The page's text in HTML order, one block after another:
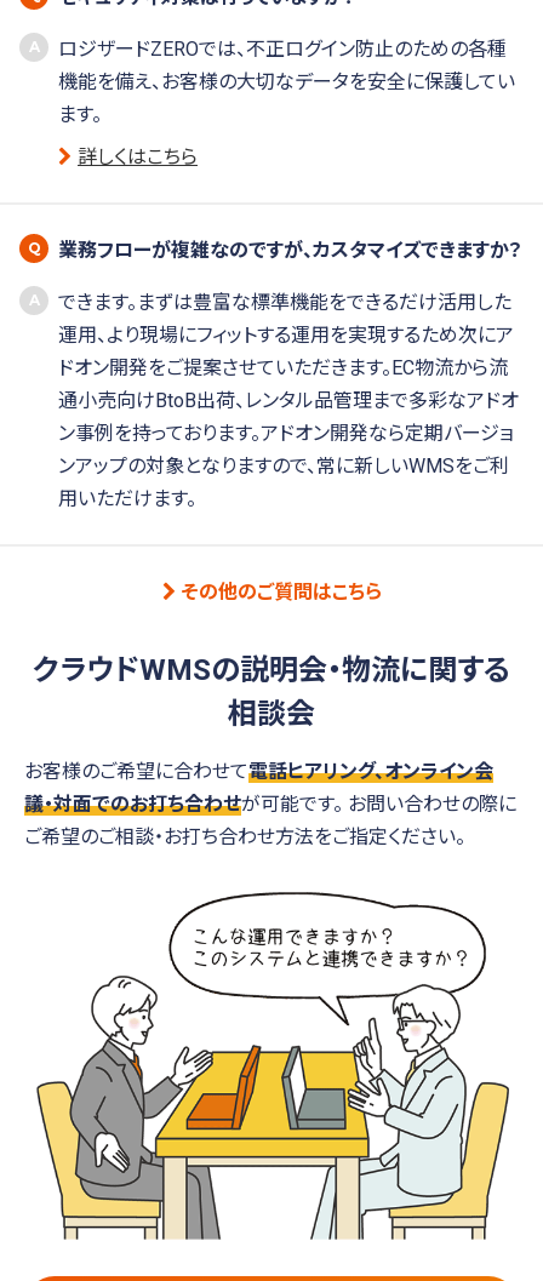
ロジザードZEROでは、不正ログイン防止のための各種
機能を備え、お客様の大切なデータを安全に保護してい
ます。
詳しくはこちら
業務フローが複雑なのですが、カスタマイズできますか？
できます。まずは豊富な標準機能をできるだけ活用した
運用、より現場にフィットする運用を実現するため次にア
ドオン開発をご提案させていただきます。EC物流から流
通小売向けBtoB出荷、レンタル品管理まで多彩なアドオ
ン事例を持っております。アドオン開発なら定期バージョ
ンアップの対象となりますので、常に新しいWMSをご利
用いただけます。
その他のご質問はこちら
クラウドWMSの説明会・物流に関する
相談会
お客様のご希望に合わせて電話ヒアリング、オンライン会
議・対面でのお打ち合わせが可能です。 お問い合わせの際に
ご希望のご相談・お打ち合わせ方法をご指定ください。